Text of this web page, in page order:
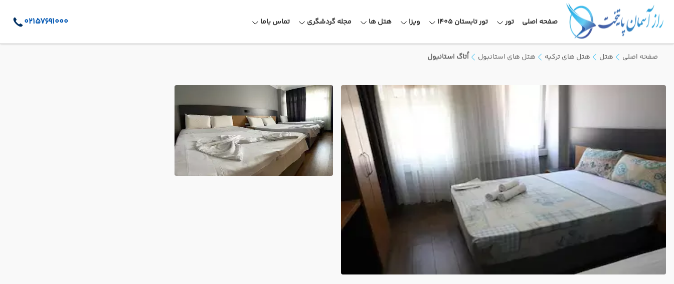
صفحه اصلی تور تور تابستان 1405 ویزا هتل ها مجله گردشگری تماس باما 02157691000
صفحه اصلی هتل هتل های ترکیه هتل های استانبول اُتاگ استانبول